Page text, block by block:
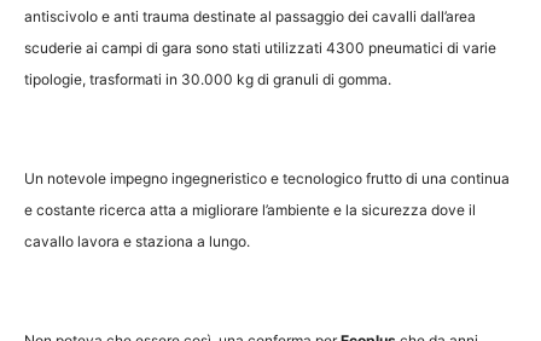
antiscivolo e anti trauma destinate al passaggio dei cavalli dall’area
scuderie ai campi di gara sono stati utilizzati 4300 pneumatici di varie
tipologie, trasformati in 30.000 kg di granuli di gomma.
Un notevole impegno ingegneristico e tecnologico frutto di una continua
e costante ricerca atta a migliorare l’ambiente e la sicurezza dove il
cavallo lavora e staziona a lungo.